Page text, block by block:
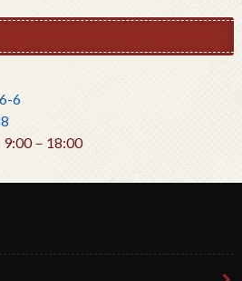
6
－18:00